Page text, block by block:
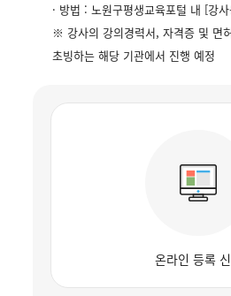
· 방법 : 노원구평생교육포털 내 [강
※ 강사의 강의경력서, 자격증 및 면
초빙하는 해당 기관에서 진행 예정
온라인 등록